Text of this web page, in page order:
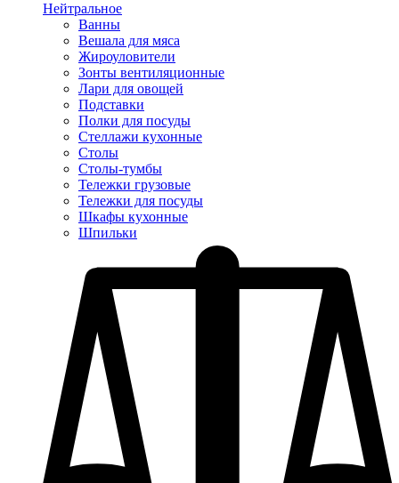
Нейтральное
Ванны
Вешала для мяса
Жироуловители
Зонты вентиляционные
Лари для овощей
Подставки
Полки для посуды
Стеллажи кухонные
Столы
Столы-тумбы
Тележки грузовые
Тележки для посуды
Шкафы кухонные
Шпильки